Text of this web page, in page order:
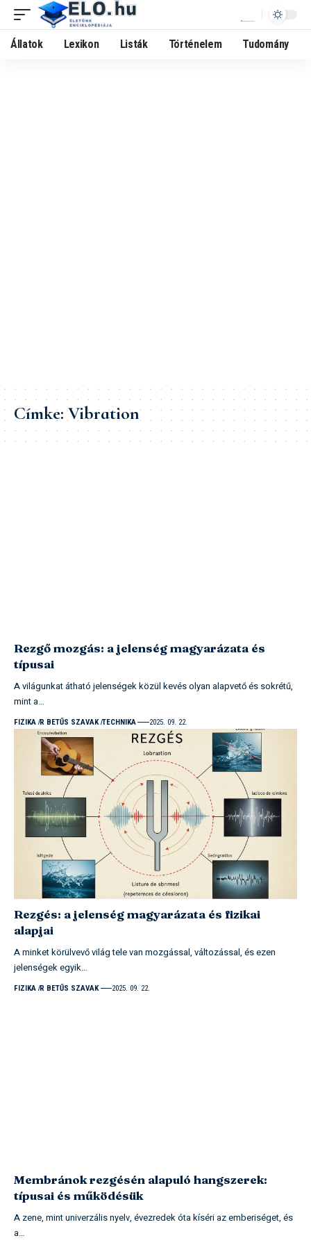
Állatok Lexikon Listák Történelem Tudomány
Címke:Vibration
Rezgő mozgás: a jelenség magyarázata és
típusai
A világunkat átható jelenségek közül kevés olyan alapvető és sokrétű,
mint a…
FIZIKA R BETŰS SZAVAK TECHNIKA 2025. 09. 22.
Rezgés: a jelenség magyarázata és fizikai
alapjai
A minket körülvevő világ tele van mozgással, változással, és ezen
jelenségek egyik…
FIZIKA R BETŰS SZAVAK 2025. 09. 22.
Membránok rezgésén alapuló hangszerek:
típusai és működésük
A zene, mint univerzális nyelv, évezredek óta kíséri az emberiséget, és
a…